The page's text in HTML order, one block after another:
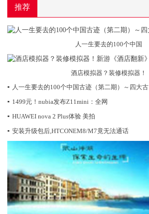
推荐
人一生要去的100个中国
酒店模拟器？装修模拟器！
▪ 人一生要去的100个中国古迹（第二期）～四大古
▪ 1499元！nubia发布Z11mini：全网
▪ HUAWEI nova 2 Plus体验 美拍
▪ 安装升级包后,HTCONEM8/M7竟无法通话